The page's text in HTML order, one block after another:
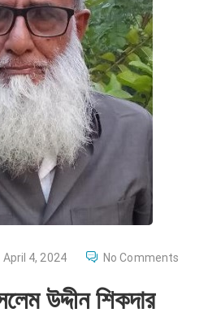
P
S
April 4, 2024 No Comments
উদ্দীন শিকদার